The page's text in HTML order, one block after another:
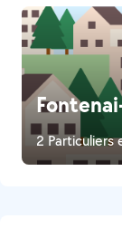
2 Particuliers